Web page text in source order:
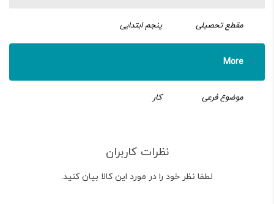
مقطع تحصیلی پنجم ابتدایی
More
موضوع فرعی کار
نظرات کاربران
لطفا نظر خود را در مورد این کالا بیان کنید.